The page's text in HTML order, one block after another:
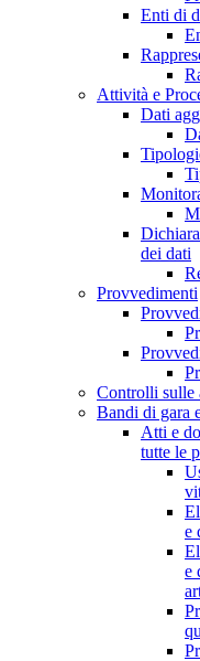
Enti di
Attività e
Dati
dei dati
Provvedimenti
Controlli sulle
Bandi di gara
Atti e
tutte le
e
e